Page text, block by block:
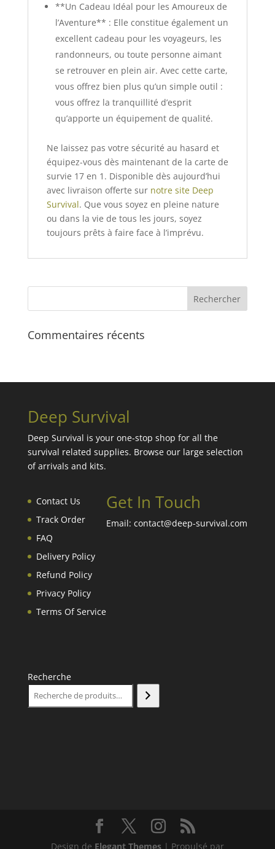
**Un Cadeau Idéal pour les Amoureux de
l’Aventure** : Elle constitue également un
excellent cadeau pour les voyageurs, les
randonneurs, ou toute personne aimant
se retrouver en plein air. Avec cette carte,
vous offrez bien plus qu’un simple outil :
vous offrez la tranquillité d’esprit
qu’apporte un équipement de qualité.
Ne laissez pas votre sécurité au hasard et
équipez-vous dès maintenant de la carte de
survie 17 en 1. Disponible dès aujourd’hui
avec livraison offerte sur notre site Deep
Survival. Que vous soyez en pleine nature
ou dans la vie de tous les jours, soyez
toujours prêts à faire face à l’imprévu.
Commentaires récents
Deep Survival
Deep Survival is your one-stop shop for all the
survival related supplies. Browse our large selection
of arrivals and kits.
Contact Us
Track Order
FAQ
Delivery Policy
Refund Policy
Privacy Policy
Terms Of Service
Get In Touch
Email: contact@deep-survival.com
Recherche
Design de Elegant Themes| Propulsé par